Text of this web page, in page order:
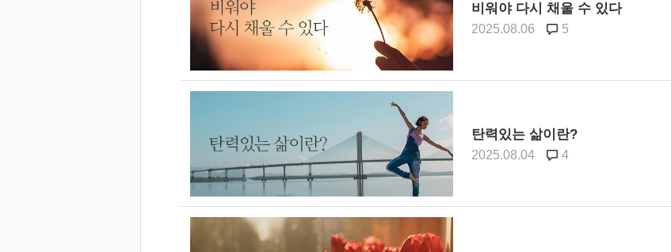
비워야 다시 채울 수 있다
2025.08.06 5
탄력있는 삶이란?
2025.08.04 4